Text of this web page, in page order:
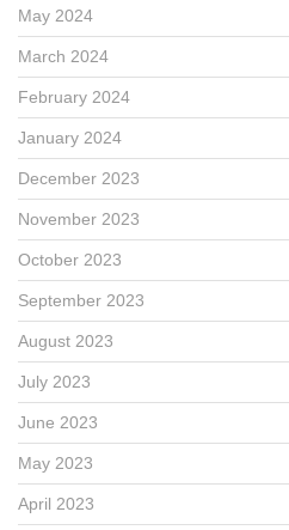
May 2024
March 2024
February 2024
January 2024
December 2023
November 2023
October 2023
September 2023
August 2023
July 2023
June 2023
May 2023
April 2023